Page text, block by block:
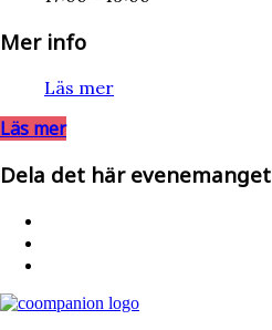
Mer info
Läs mer
Läs mer
Dela det här evenemanget